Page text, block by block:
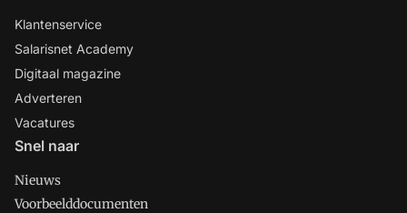
Klantenservice
Salarisnet Academy
Digitaal magazine
Adverteren
Vacatures
Snel naar
Nieuws
Voorbeelddocumenten